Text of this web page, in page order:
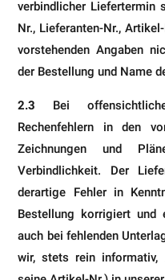
verbindlicher Liefertermin
Nr., Lieferanten-Nr.,
vorstehenden Angaben
der Bestellung und Name
2.3 Bei
Rechenfehlern in den
Zeichnun­gen und
Verbindlichkeit. Der
derartige Fehler in
Bestellung korrigiert und
auch bei fehlenden
wir, stets rein informativ,